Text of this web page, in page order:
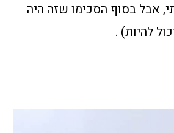
אבל בסוף הסכימו שזה היה
להיות) .